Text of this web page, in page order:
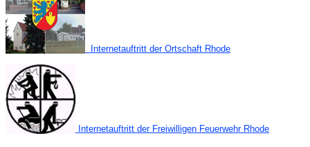
Internetauftritt der Ortschaft Rhode
Internetauftritt der Freiwilligen Feuerwehr Rhode